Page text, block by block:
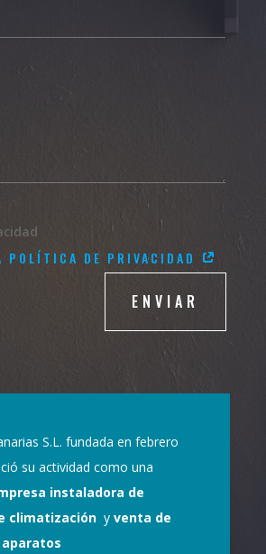
POLÍTICA DE PRIVACIDAD
ENVIAR
S.L. fundada en febrero
su actividad como una
instaladora de
climatización y venta de